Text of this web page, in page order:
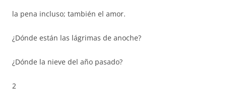
la pena incluso; también el amor.
¿Dónde están las lágrimas de anoche?
¿Dónde la nieve del año pasado?
2